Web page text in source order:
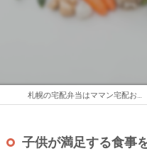
札幌の宅配弁当はママン宅配お弁当サービス
子供が満足する食事